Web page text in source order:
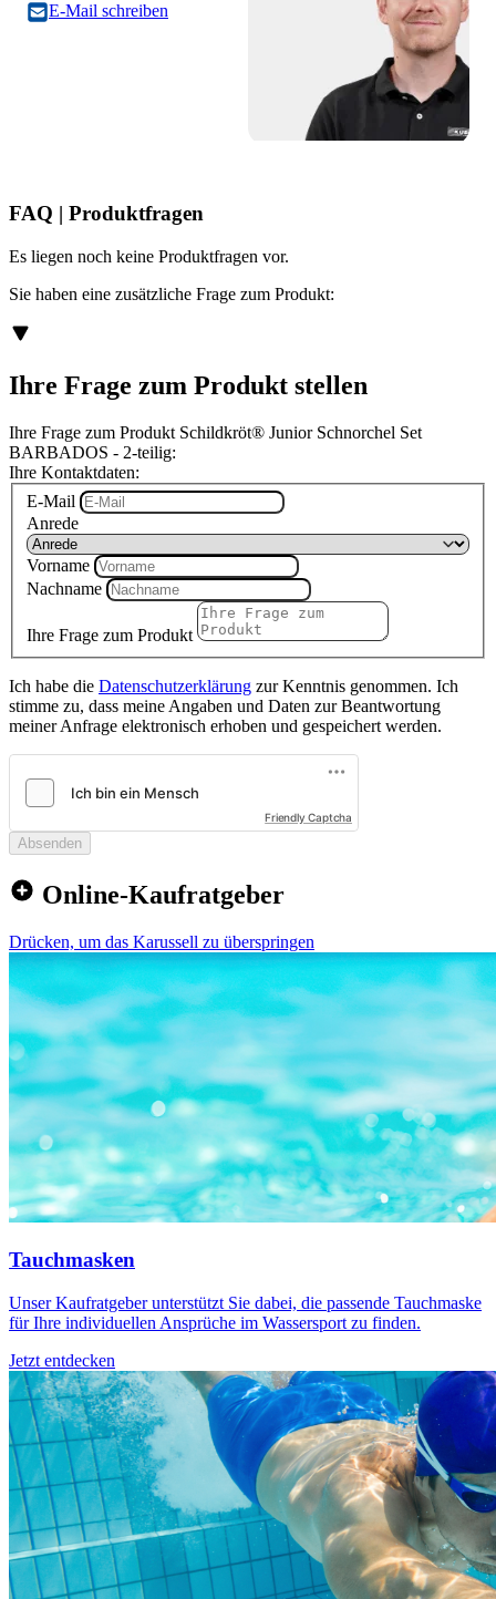
E-Mail schreiben
FAQ | Produktfragen
Es liegen noch keine Produktfragen vor.
Sie haben eine zusätzliche Frage zum Produkt:
Ihre Frage zum Produkt stellen
Ihre Frage zum Produkt Schildkröt® Junior Schnorchel Set
BARBADOS - 2-teilig:
Ihre Kontaktdaten:
E-Mail
Anrede
Vorname
Nachname
Ihre Frage zum Produkt
Ich habe die Datenschutzerklärung zur Kenntnis genommen. Ich
stimme zu, dass meine Angaben und Daten zur Beantwortung
meiner Anfrage elektronisch erhoben und gespeichert werden.
Friendly Captcha
Absenden
Online-Kaufratgeber
Drücken, um das Karussell zu überspringen
Tauchmasken
Unser Kaufratgeber unterstützt Sie dabei, die passende Tauchmaske
für Ihre individuellen Ansprüche im Wassersport zu finden.
Jetzt entdecken